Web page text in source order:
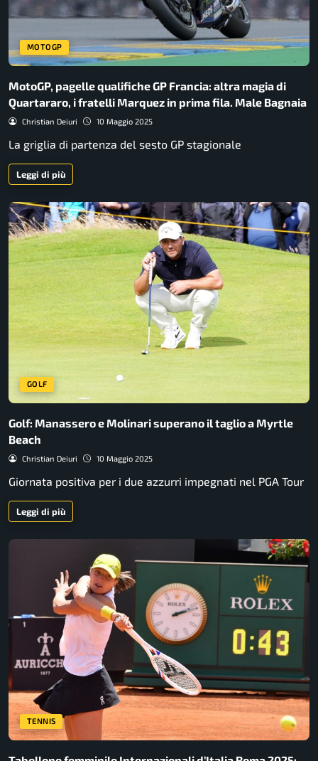
MOTOGP
MotoGP, pagelle qualifiche GP Francia: altra magia di
Quartararo, i fratelli Marquez in prima fila. Male Bagnaia
Christian Deiuri 10 Maggio 2025
La griglia di partenza del sesto GP stagionale
Leggi di più
GOLF
Golf: Manassero e Molinari superano il taglio a Myrtle
Beach
Christian Deiuri 10 Maggio 2025
Giornata positiva per i due azzurri impegnati nel PGA Tour
Leggi di più
TENNIS